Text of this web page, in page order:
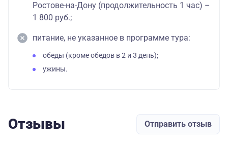
Ростове-на-Дону (продолжительность 1 час) –
1 800 руб.;
питание, не указанное в программе тура:
обеды (кроме обедов в 2 и 3 день);
ужины.
Отзывы Отправить отзыв